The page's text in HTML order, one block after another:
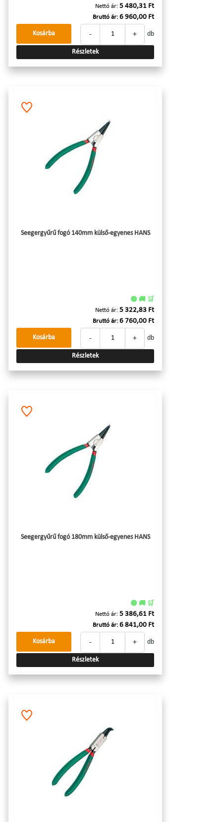
Nettó ár: 5 480,31 Ft
Bruttó ár: 6 960,00 Ft
- + db
Kosárba
Részletek
Seegergyűrű fogó 140mm külső-egyenes HANS
🟢 🚚 🛒
Nettó ár: 5 322,83 Ft
Bruttó ár: 6 760,00 Ft
- + db
Kosárba
Részletek
Seegergyűrű fogó 180mm külső-egyenes HANS
🟢 🚚 🛒
Nettó ár: 5 386,61 Ft
Bruttó ár: 6 841,00 Ft
- + db
Kosárba
Részletek